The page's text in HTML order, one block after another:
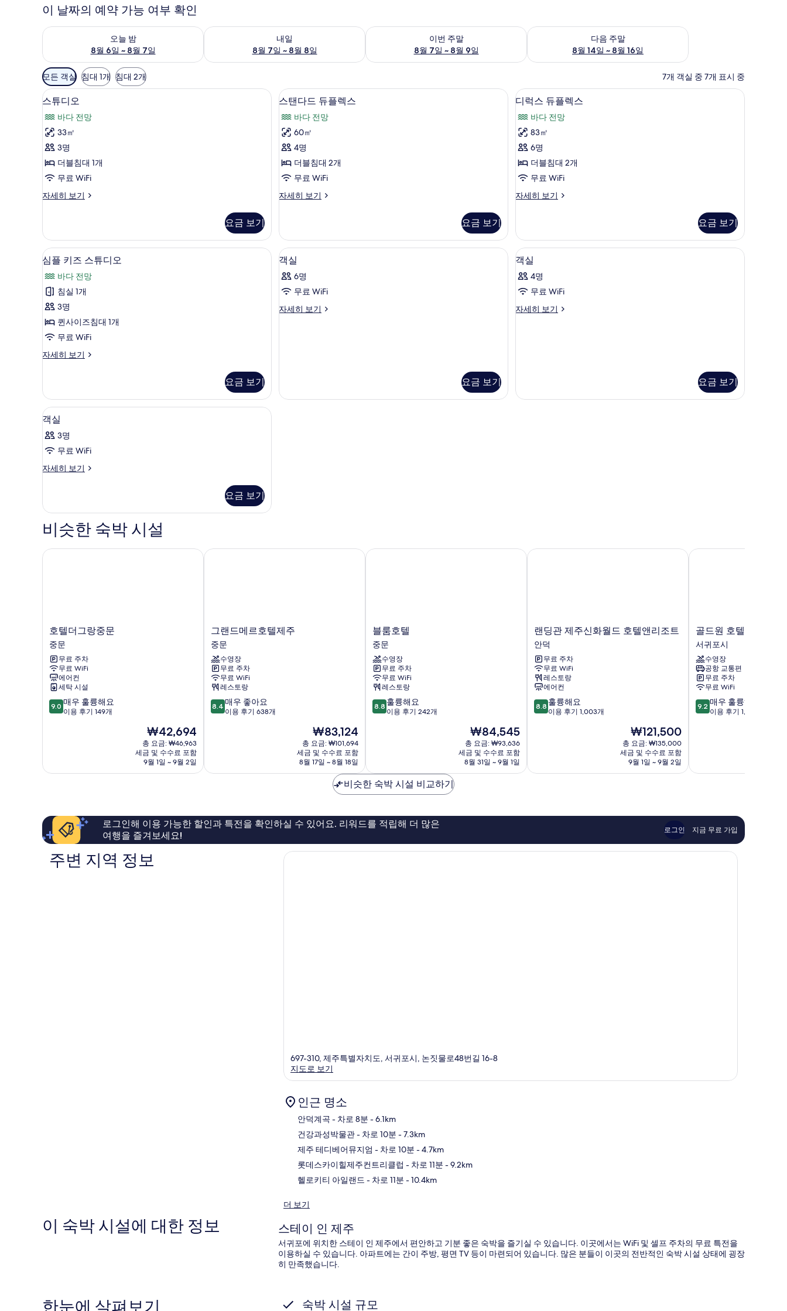
이 날짜의 예약 가능 여부 확인
오늘 밤
8월 6일 ~ 8월 7일
오늘 밤 예약 가능 여부 확인, 8월 6일 ~ 8월 7일
내일
8월 7일 ~ 8월 8일
내일 예약 가능 여부 확인, 8월 7일 ~ 8월 8일
이번 주말
8월 7일 ~ 8월 9일
이번 주말 예약 가능 여부 확인, 8월 7일 ~ 8월 9일
다음 주말
8월 14일 ~ 8월 16일
다음 주말 예약 가능 여부 확인, 8월 14일 ~ 8월 16일
객
실
에
사
용
가
능
한
필
모든 객실 침대 1개 침대 2개 7개 객실 중 7개 표시 중
스
디
오
사
진
두
기
16
스튜디오
바다 전망
33㎡
3명
더블침대 1개
무료 WiFi
자세히 보기
스
자
세
히
보
기
요금 보기
스
다
드
듀
플
스
진
모
두
보
기
스탠다드 듀플렉스 | 무료 WiFi, 침대 시트
15
스탠다드 듀플렉스
바다 전망
60㎡
4명
더블침대 2개
무료 WiFi
자세히 보기
스
듀
플
렉
스
자
세
보
요금 보기
디
럭
스
듀
플
렉
사
모
두
보
기
디럭스 듀플렉스 | 객실에서 보이는 전망
20
디럭스 듀플렉스
바다 전망
83㎡
6명
더블침대 2개
무료 WiFi
자세히 보기
디
플
렉
스
자
세
히
기
요금 보기
심
플
키
즈
스
튜
오
진
모
두
보
기
심플 키즈 스튜디오 | 무료 WiFi, 침대 시트
11
심플 키즈 스튜디오
바다 전망
침실 1개
3명
퀸사이즈침대 1개
무료 WiFi
자세히 보기
심
스
튜
디
오
자
세
보
요금 보기
객
실
사
모
19
객실
6명
무료 WiFi
자세히 보기
객
요금 보기
객
실
사
모
13
객실
4명
무료 WiFi
자세히 보기
객
요금 보기
객
실
사
모
보
11
객실
3명
무료 WiFi
자세히 보기
객
히
기
요금 보기
비슷한 숙박 시설
호
텔
더
그
랑
중
문
중
문
호텔더그랑중문
중문
무료 주차
무료 WiFi
에어컨
세탁 시설
10
점
매
해
요,
이
후
9.0 매우 훌륭해요
이용 후기 149개
현
재
요
금
₩42,694
₩42,694
총 요금: ₩46,963
세금 및 수수료 포함
9월 1일 ~ 9월 2일
호텔더그랑중문
그
랜
드
메
르
호
텔
제
주
그랜드메르호텔제주
중문
수영장
무료 주차
무료 WiFi
레스토랑
10
점
매
요,
이
8.4 매우 좋아요
이용 후기 638개
현
재
요
금
₩83,124
₩83,124
총 요금: ₩101,694
세금 및 수수료 포함
8월 17일 ~ 8월 18일
그랜드메르호텔제주
블
룸
호
텔
중
문
블룸호텔
중문
수영장
무료 주차
무료 WiFi
레스토랑
10
점
훌
륭
해
이
용
기
8.8 훌륭해요
이용 후기 242개
현
재
요
금
₩84,545
₩84,545
총 요금: ₩93,636
세금 및 수수료 포함
8월 31일 ~ 9월 1일
블룸호텔
랜
딩
관
제
주
신
화
월
드
트
랜딩관 제주신화월드 호텔앤리조트
안덕
무료 주차
무료 WiFi
레스토랑
에어컨
10
점
훌
이
기
8.8 훌륭해요
이용 후기 1,003개
현
재
요
금
₩121,500
₩121,500
총 요금: ₩135,000
세금 및 수수료 포함
9월 1일 ~ 9월 2일
랜딩관 제주신화월드 호텔앤리조트
골
드
원
호
텔
&
스
위
트
골드원 호텔 & 스위트
서귀포시
수영장
공항 교통편
무료 주차
무료 WiFi
10
점
매
해
요,
용
9.2 매우 훌륭해요
이용 후기 1,007개
골드원 호텔 & 스위트
비슷한 숙박 시설 비교하기
로그인해 이용 가능한 할인과 특전을 확인하실 수 있어요. 리워드를 적립해 더 많은
여행을 즐겨보세요!
로그인 지금 무료 가입
주변 지역 정보
697-310, 제주특별자치도, 서귀포시, 논짓물로48번길 16-8
지도로 보기
인근 명소
안덕계곡 - 차로 8분 - 6.1km
건강과성박물관- 차로 10분 - 7.3km
제주 테디베어뮤지엄 - 차로 10분 - 4.7km
롯데스카이힐제주컨트리클럽 - 차로 11분 - 9.2km
헬로키티 아일랜드 - 차로 11분 - 10.4km
더 보기
이 숙박 시설에 대한 정보 스테이 인 제주
서귀포에 위치한 스테이 인 제주에서 편안하고 기분 좋은 숙박을 즐기실 수 있습니다. 이곳에서는 WiFi 및 셀프 주차의 무료 특전을
이용하실 수 있습니다. 아파트에는 간이 주방, 평면 TV 등이 마련되어 있습니다. 많은 분들이 이곳의 전반적인 숙박 시설 상태에 굉장
히 만족했습니다.
숙박 시설 규모